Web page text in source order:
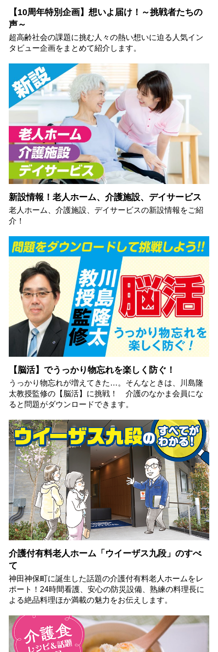
【10周年特別企画】想いよ届け！～挑戦者たちの
声～
超高齢社会の課題に挑む人々の熱い想いに迫る人気イン
タビュー企画をまとめて紹介します。
新設情報！老人ホーム、介護施設、デイサービス
老人ホーム、介護施設、デイサービスの新設情報をご紹
介！
【脳活】でうっかり物忘れを楽しく防ぐ！
うっかり物忘れが増えてきた…。そんなときは、川島隆
太教授監修の【脳活】に挑戦！ 介護のなかま会員にな
ると問題がダウンロードできます。
介護付有料老人ホーム「ウイーザス九段」のすべ
て
神田神保町に誕生した話題の介護付有料老人ホームをレ
ポート！24時間看護、安心の防災設備、熟練の料理長に
よる絶品料理ほか満載の魅力をお伝えします。